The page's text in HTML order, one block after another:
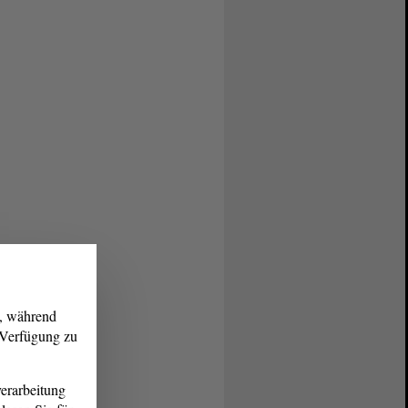
während
zu